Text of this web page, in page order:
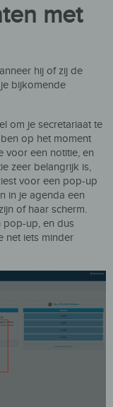
met
hij of zij de
bijkomende
om je secretariaat te
op het moment
voor een notitie, en
zeer belangrijk is,
voor een pop-up
in je agenda een
of haar scherm.
pop-up, en dus
net iets minder